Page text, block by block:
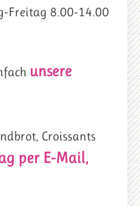
Freitag 8.00-14.00
unsere
Croissants
per E-Mail,